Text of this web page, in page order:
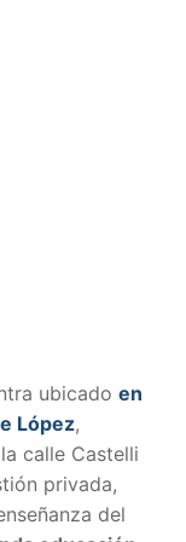
ubicado en
López,
calle Castelli
privada,
del